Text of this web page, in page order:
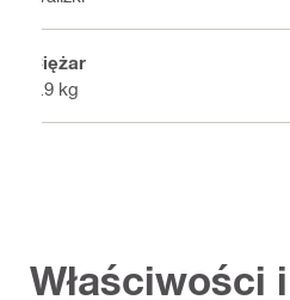
Ciężar
5.9 kg
Właściwości i